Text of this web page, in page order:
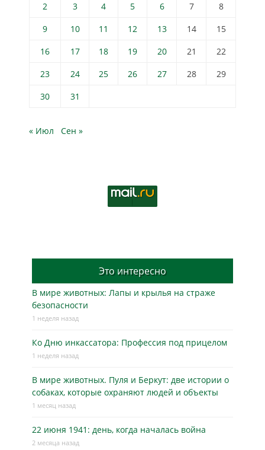
2
3 4 5 6 7
8
9
10 11 12 13 14
15
16
17 18 19 20 21
22
23
24 25 26 27 28
29
30
31
« Июл Сен »
Это интересно
В мире животных: Лапы и крылья на страже
безопасности
1 неделя назад
Ко Дню инкассатора: Профессия под прицелом
1 неделя назад
В мире животных. Пуля и Беркут: две истории о
собаках, которые охраняют людей и объекты
1 месяц назад
22 июня 1941: день, когда началась война
2 месяца назад